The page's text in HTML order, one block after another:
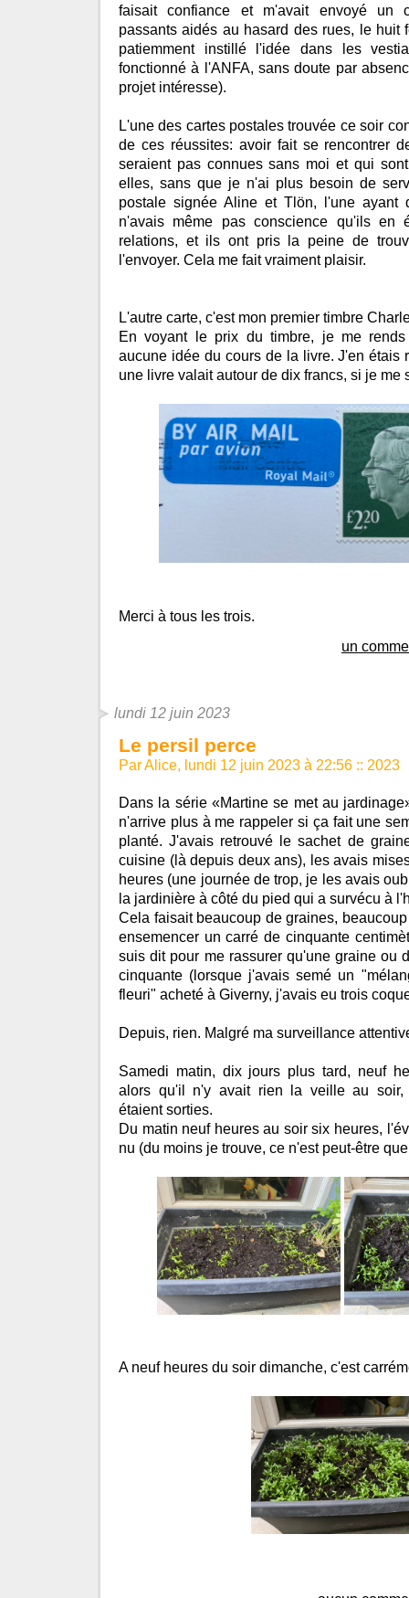
faisait confiance et m'avait envoyé un
passants aidés au hasard des rues, le huit
patiemment instillé l'idée dans les
fonctionné à l'ANFA, sans doute par
projet intéresse).
L'une des cartes postales trouvée ce soir
de ces réussites: avoir fait se rencontrer
seraient pas connues sans moi et qui
elles, sans que je n'ai plus besoin de
postale signée Aline et Tlön, l'une ayant
n'avais même pas conscience qu'ils en
relations, et ils ont pris la peine de
l'envoyer. Cela me fait vraiment plaisir.
L'autre carte, c'est mon premier timbre
En voyant le prix du timbre, je me
aucune idée du cours de la livre. J'en étais
une livre valait autour de dix francs, si je me
Merci à tous les trois.
un
lundi 12 juin 2023
Le persil perce
Par Alice, lundi 12 juin 2023 à 22:56 :: 2023
Dans la série «Martine se met au
n'arrive plus à me rappeler si ça fait une
planté. J'avais retrouvé le sachet de
cuisine (là depuis deux ans), les avais
heures (une journée de trop, je les avais
la jardinière à côté du pied qui a survécu à
Cela faisait beaucoup de graines,
ensemencer un carré de cinquante
suis dit pour me rassurer qu'une graine ou
cinquante (lorsque j'avais semé un
fleuri" acheté à Giverny, j'avais eu trois
Depuis, rien. Malgré ma surveillance
Samedi matin, dix jours plus tard, neuf
alors qu'il n'y avait rien la veille au soir,
étaient sorties.
Du matin neuf heures au soir six heures,
nu (du moins je trouve, ce n'est peut-être
A neuf heures du soir dimanche, c'est